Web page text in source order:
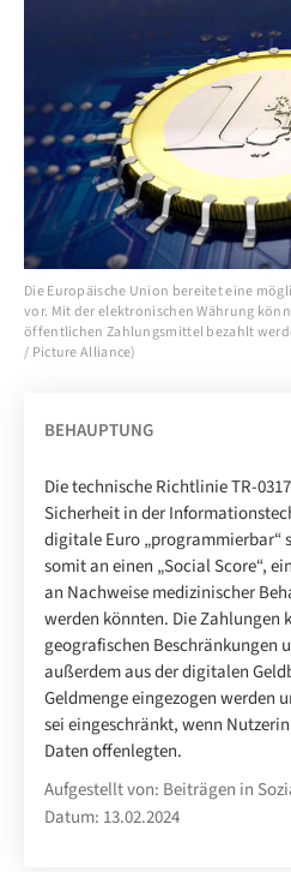
Die Europäische Union bereitet eine
vor. Mit der elektronischen Währung
öffentlichen Zahlungsmittel bezahlt
/ Picture Alliance)
BEHAUPTUNG
Die technische Richtlinie TR-
Sicherheit in der
digitale Euro „programmierbar“
somit an einen „Social Score“,
an Nachweise medizinischer
werden könnten. Die Zahlungen
geografischen Beschränkungen
außerdem aus der digitalen
Geldmenge eingezogen werden
sei eingeschränkt, wenn
Daten offenlegten.
Aufgestellt von: Beiträgen in
Datum: 13.02.2024